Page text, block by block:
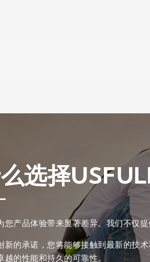
选择
您产品体验带来显著差异。我们不仅
新的承诺，您将能够接触到最新的技
越的性能和持久的可靠性。